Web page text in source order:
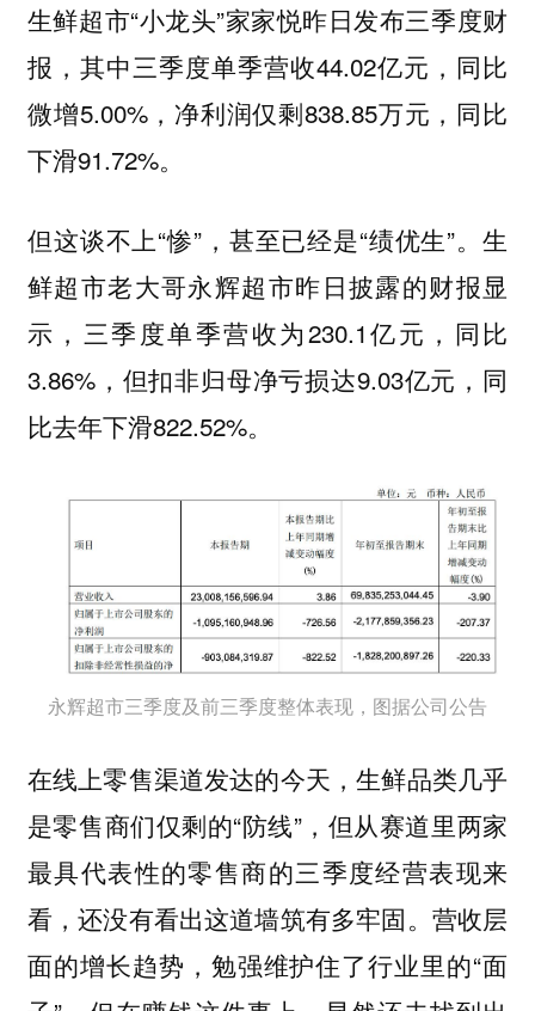
生鲜超市“小龙头”家家悦昨日发布三季度财
报，其中三季度单季营收44.02亿元，同比
微增5.00%，净利润仅剩838.85万元，同比
下滑91.72%。
但这谈不上“惨”，甚至已经是“绩优生”。生
鲜超市老大哥永辉超市昨日披露的财报显
示，三季度单季营收为230.1亿元，同比
3.86%，但扣非归母净亏损达9.03亿元，同
比去年下滑822.52%。
永辉超市三季度及前三季度整体表现，图据公司公告
在线上零售渠道发达的今天，生鲜品类几乎
是零售商们仅剩的“防线”，但从赛道里两家
最具代表性的零售商的三季度经营表现来
看，还没有看出这道墙筑有多牢固。营收层
面的增长趋势，勉强维护住了行业里的“面